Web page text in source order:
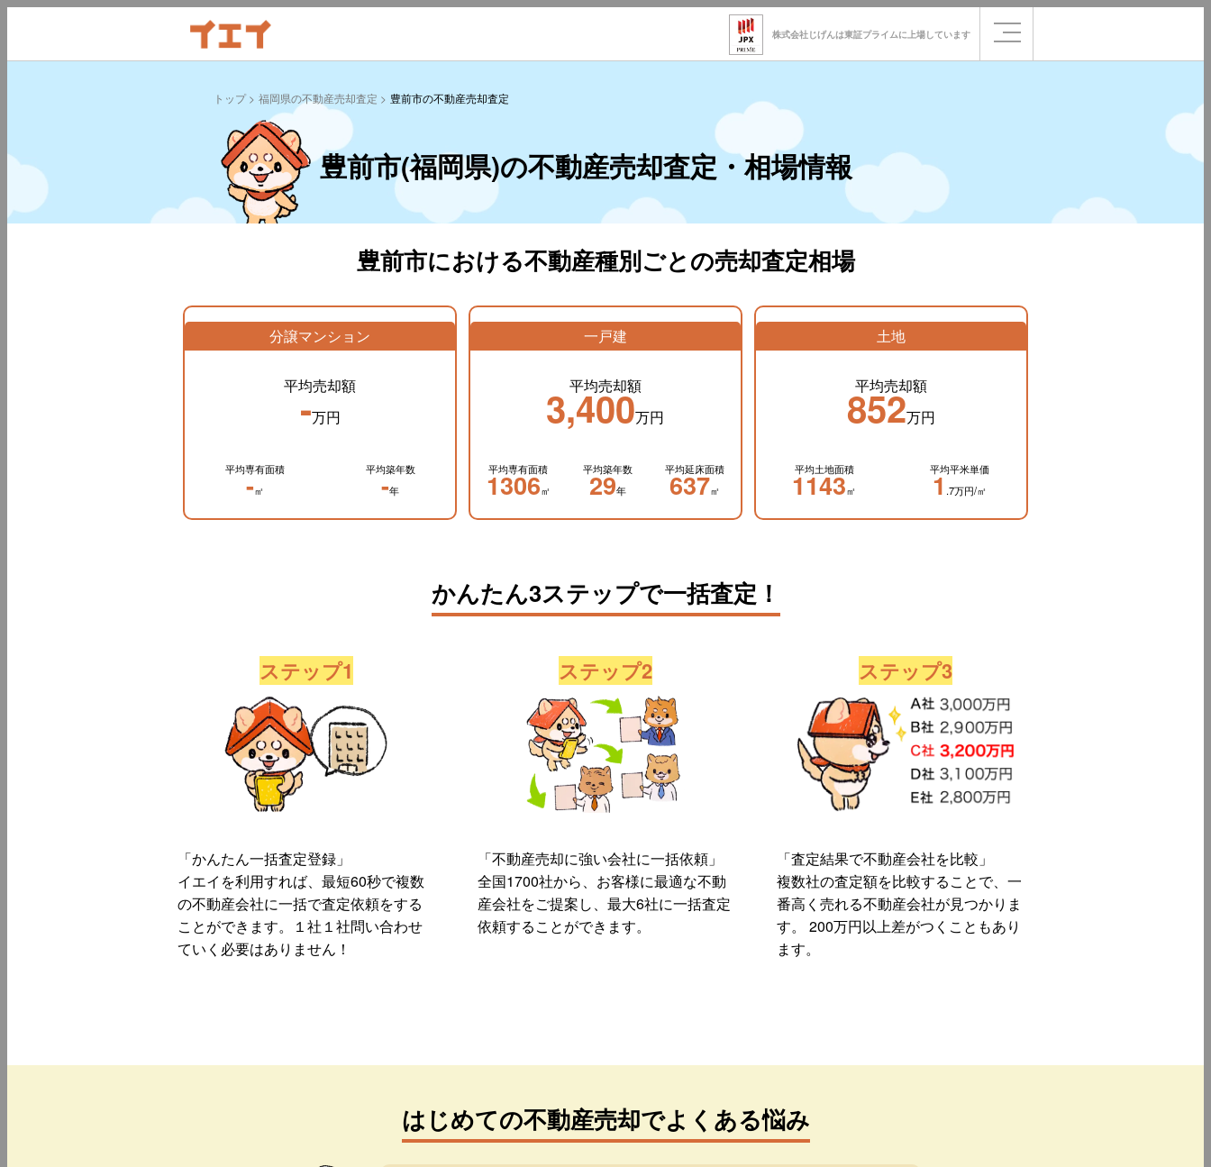
株式会社じげんは東証プライムに 上場しています
トップ 福岡県の不動産売却査定 豊前市の不動産売却査定
豊前市(福岡県)の不動産売却査定・相場情報
豊前市における不動産種別ごとの売却査定相場
分譲マンション
平均売却額
-万円
平均専有面積
-㎡
平均築年数
-年
一戸建
平均売却額
3,400万円
平均専有面積
1306㎡
平均築年数
29年
平均延床面積
637㎡
土地
平均売却額
852万円
平均土地面積
1143㎡
平均平米単価
1 .7万円/㎡
かんたん3ステップで一括査定！
ステップ1
「かんたん一括査定登録」
イエイを利用すれば、最短60秒で複数
の不動産会社に一括で査定依頼をする
ことができます。１社１社問い合わせ
ていく必要はありません！
ステップ2
「不動産売却に強い会社に一括依頼」
全国1700社から、お客様に最適な不動
産会社をご提案し、最大6社に一括査定
依頼することができます。
ステップ3
「査定結果で不動産会社を比較」
複数社の査定額を比較することで、一
番高く売れる不動産会社が見つかりま
す。 200万円以上差がつくこともあり
ます。
はじめての不動産売却でよくある悩み